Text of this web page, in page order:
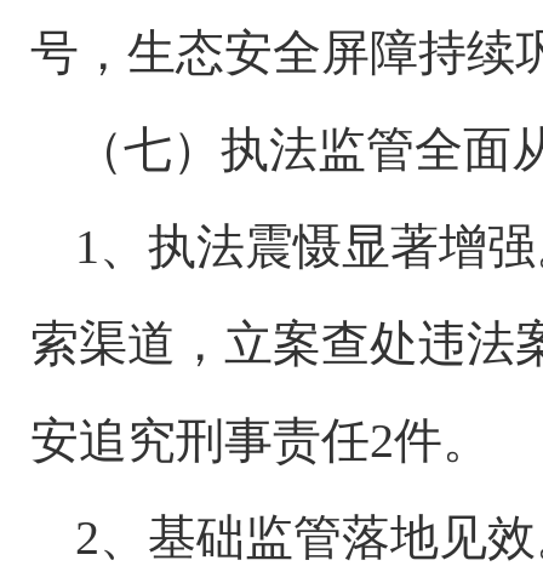
号，生态安全屏障持续
（七）执法监管全
1、执法震慑显著增
索渠道，立案查处违法
安追究刑事责任2件。
2、基础监管落地见